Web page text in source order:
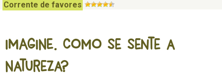
Corrente de favores
IMAGINE. Como se sente a
Natureza?